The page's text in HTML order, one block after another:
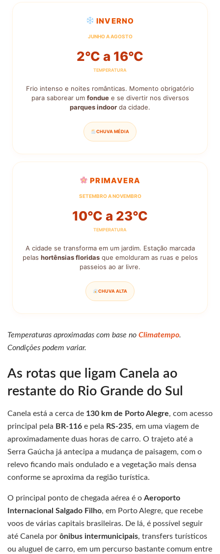
INVERNO
JUNHO A AGOSTO
2°C a 16°C
TEMPERATURA
Frio intenso e noites românticas. Momento obrigatório
para saborear um fonduee se divertir nos diversos
parques indoor da cidade.
CHUVA MÉDIA
PRIMAVERA
SETEMBRO A NOVEMBRO
10°C a 23°C
TEMPERATURA
A cidade se transforma em um jardim. Estação marcada
pelas hortênsias floridasque emolduram as ruas e pelos
passeios ao ar livre.
CHUVA ALTA
Temperaturas aproximadas com base no Climatempo.
Condições podem variar.
As rotas que ligam Canela ao
restante do Rio Grande do Sul
Canela está a cerca de 130 km de Porto Alegre, com acesso
principal pela BR-116 e pela RS-235, em uma viagem de
aproximadamente duas horas de carro. O trajeto até a
Serra Gaúcha já antecipa a mudança de paisagem, com o
relevo ficando mais ondulado e a vegetação mais densa
conforme se aproxima da região turística.
O principal ponto de chegada aérea é o Aeroporto
Internacional Salgado Filho, em Porto Alegre, que recebe
voos de várias capitais brasileiras. De lá, é possível seguir
até Canela por ônibus intermunicipais, transfers turísticos
ou aluguel de carro, em um percurso bastante comum entre